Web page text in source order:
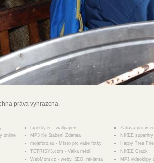
práva vyhrazena.
online
tapetky.eu - wallpapers
MP3 Ke Stažení Zdarma
mojefoto.eu - Místo pro vaše fotky
TETRISYS.com - Válka médií
WebMont.cz - weby, SEO, reklama
Zabava pro
NIKEE superhry
Happy Tree
NIKEE Crack
MP3 videoklipy